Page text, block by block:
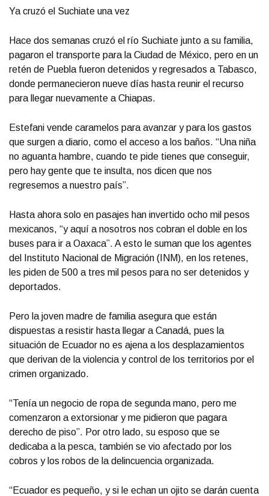
Ya cruzó el Suchiate una vez
Hace dos semanas cruzó el río Suchiate junto a su familia,
pagaron el transporte para la Ciudad de México, pero en un
retén de Puebla fueron detenidos y regresados a Tabasco,
donde permanecieron nueve días hasta reunir el recurso
para llegar nuevamente a Chiapas.
Estefani vende caramelos para avanzar y para los gastos
que surgen a diario, como el acceso a los baños. “Una niña
no aguanta hambre, cuando te pide tienes que conseguir,
pero hay gente que te insulta, nos dicen que nos
regresemos a nuestro país”.
Hasta ahora solo en pasajes han invertido ocho mil pesos
mexicanos, “y aquí a nosotros nos cobran el doble en los
buses para ir a Oaxaca”. A esto le suman que los agentes
del Instituto Nacional de Migración (INM), en los retenes,
les piden de 500 a tres mil pesos para no ser detenidos y
deportados.
Pero la joven madre de familia asegura que están
dispuestas a resistir hasta llegar a Canadá, pues la
situación de Ecuador no es ajena a los desplazamientos
que derivan de la violencia y control de los territorios por el
crimen organizado.
“Tenía un negocio de ropa de segunda mano, pero me
comenzaron a extorsionar y me pidieron que pagara
derecho de piso”. Por otro lado, su esposo que se
dedicaba a la pesca, también se vio afectado por los
cobros y los robos de la delincuencia organizada.
“Ecuador es pequeño, y si le echan un ojito se darán cuenta